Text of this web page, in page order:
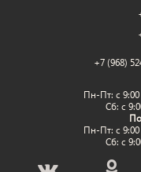
+7 (968)
Пн-Пт: c 9:00
Сб: с
Пн-Пт: c 9:00
Сб: с